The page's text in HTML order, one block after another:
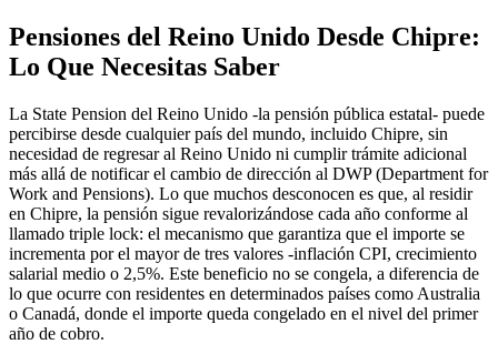
Pensiones del Reino Unido Desde Chipre:
Lo Que Necesitas Saber
La State Pension del Reino Unido -la pensión pública estatal- puede
percibirse desde cualquier país del mundo, incluido Chipre, sin
necesidad de regresar al Reino Unido ni cumplir trámite adicional
más allá de notificar el cambio de dirección al DWP (Department for
Work and Pensions). Lo que muchos desconocen es que, al residir
en Chipre, la pensión sigue revalorizándose cada año conforme al
llamado triple lock: el mecanismo que garantiza que el importe se
incrementa por el mayor de tres valores -inflación CPI, crecimiento
salarial medio o 2,5%. Este beneficio no se congela, a diferencia de
lo que ocurre con residentes en determinados países como Australia
o Canadá, donde el importe queda congelado en el nivel del primer
año de cobro.